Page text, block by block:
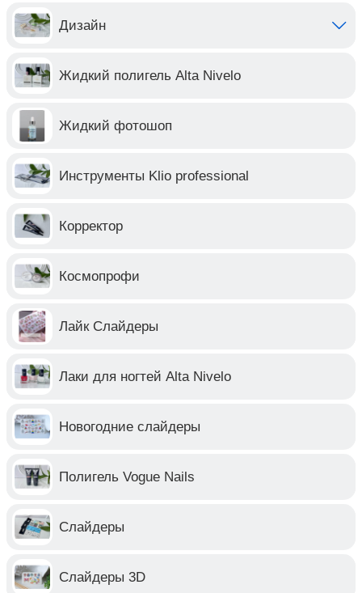
Дизайн
Жидкий полигель Alta Nivelo
Жидкий фотошоп
Инструменты Klio professional
Корректор
Космопрофи
Лайк Слайдеры
Лаки для ногтей Alta Nivelo
Новогодние слайдеры
Полигель Vogue Nails
Слайдеры
Слайдеры 3D